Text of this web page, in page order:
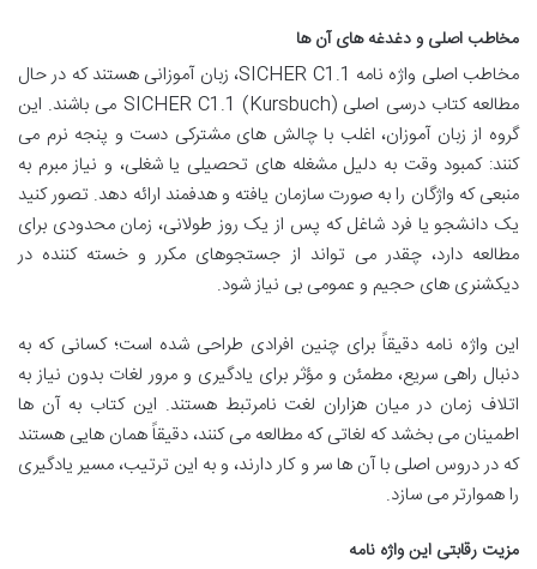
مخاطب اصلی و دغدغه های آن ها
مخاطب اصلی واژه نامه SICHER C1.1، زبان آموزانی هستند که در حال
مطالعه کتاب درسی اصلی SICHER C1.1 (Kursbuch) می باشند. این
گروه از زبان آموزان، اغلب با چالش های مشترکی دست و پنجه نرم می
کنند: کمبود وقت به دلیل مشغله های تحصیلی یا شغلی، و نیاز مبرم به
منبعی که واژگان را به صورت سازمان یافته و هدفمند ارائه دهد. تصور کنید
یک دانشجو یا فرد شاغل که پس از یک روز طولانی، زمان محدودی برای
مطالعه دارد، چقدر می تواند از جستجوهای مکرر و خسته کننده در
دیکشنری های حجیم و عمومی بی نیاز شود.
این واژه نامه دقیقاً برای چنین افرادی طراحی شده است؛ کسانی که به
دنبال راهی سریع، مطمئن و مؤثر برای یادگیری و مرور لغات بدون نیاز به
اتلاف زمان در میان هزاران لغت نامرتبط هستند. این کتاب به آن ها
اطمینان می بخشد که لغاتی که مطالعه می کنند، دقیقاً همان هایی هستند
که در دروس اصلی با آن ها سر و کار دارند، و به این ترتیب، مسیر یادگیری
را هموارتر می سازد.
مزیت رقابتی این واژه نامه